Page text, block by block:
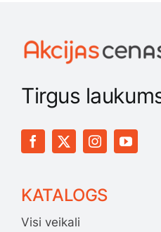
Tirgus
KATALOGS
Visi veikali